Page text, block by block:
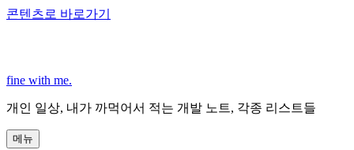
콘텐츠로 바로가기
fine with me.
개인 일상, 내가 까먹어서 적는 개발 노트, 각종 리스트들
메뉴